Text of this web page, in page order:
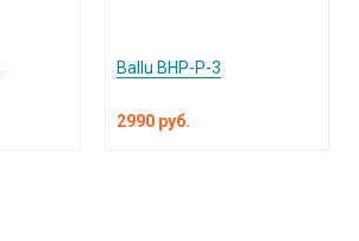
Ballu BHP-P-3
2990 руб.